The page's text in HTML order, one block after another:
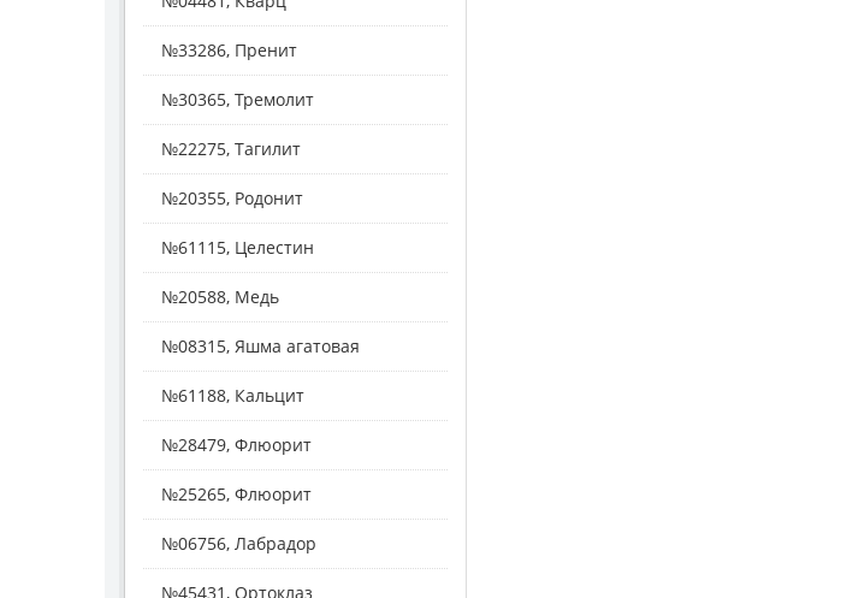
№33286, Пренит
№30365, Тремолит
№22275, Тагилит
№20355, Родонит
№61115, Целестин
№20588, Медь
№08315, Яшма агатовая
№61188, Кальцит
№28479, Флюорит
№25265, Флюорит
№06756, Лабрадор
№45431, Ортоклаз